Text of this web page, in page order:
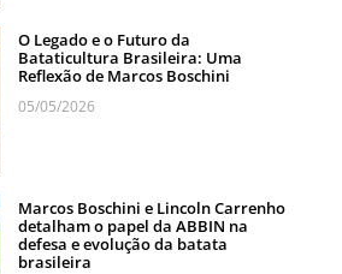
O Legado e o Futuro da
Bataticultura Brasileira: Uma
Reflexão de Marcos Boschini
05/05/2026
Marcos Boschini e Lincoln Carrenho
detalham o papel da ABBIN na
defesa e evolução da batata
brasileira